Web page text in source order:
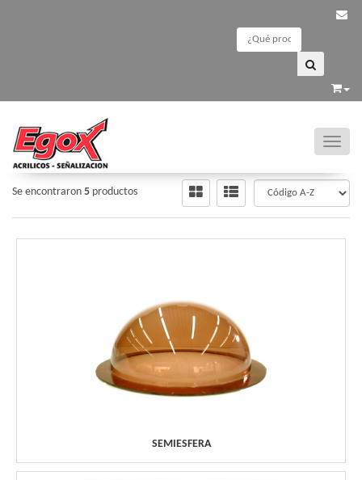
ACRÍLICO PIEZAS
Se encontraron 5 productos
SEMIESFERA